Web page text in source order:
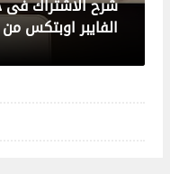
طريقة دفع فاتورة ADSL اتصالات بكروت الشحن